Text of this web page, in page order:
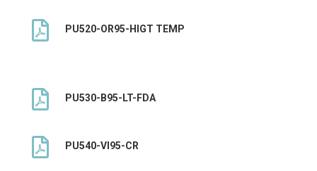
 PU520-OR95-HIGT TEMP
 PU530-B95-LT-FDA
 PU540-VI95-CR